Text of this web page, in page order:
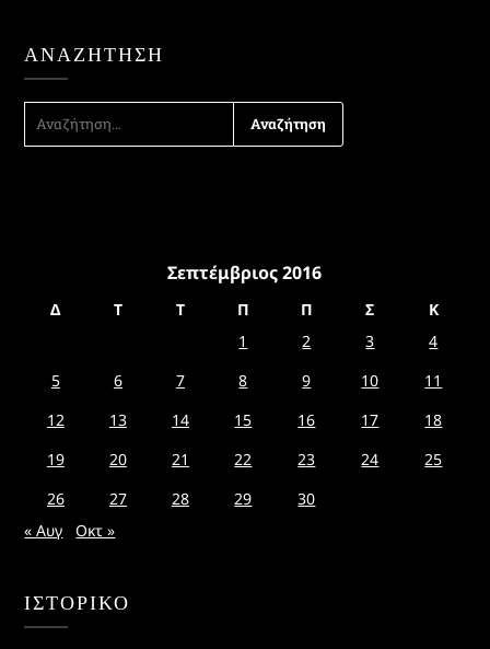
ΑΝΑΖΉΤΗΣΗ
ΑΝΑΖΉΤΗΣΗ
ΓΙΑ:
Σεπτέμβριος 2016
Δ Τ Τ Π Π Σ
Κ
1
2 3
4
5
6 7 8 9 10
11
12
13 14 15 16 17
18
19
20 21 22 23 24
25
26
27 28 29
30
« Αυγ
Οκτ »
ΙΣΤΟΡΙΚΌ